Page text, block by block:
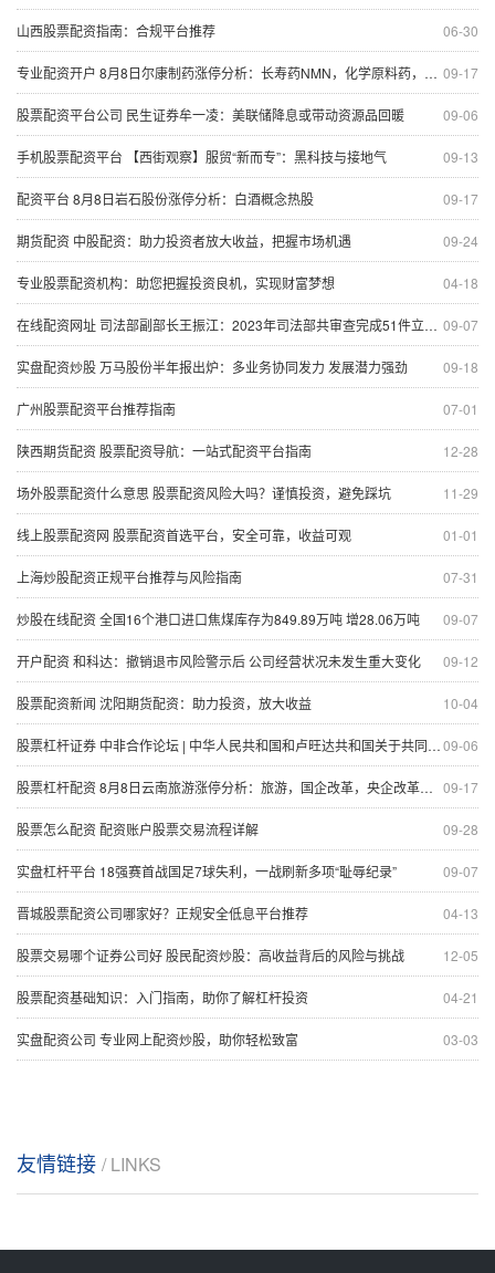
06-30
山西股票配资指南：合规平台推荐
09-17
专业配资开户 8月8日尔康制药涨停分析：长寿药NMN，化学原料药，中药概念热股
09-06
股票配资平台公司 民生证券牟一凌：美联储降息或带动资源品回暖
09-13
手机股票配资平台 【西街观察】服贸“新而专”：黑科技与接地气
09-17
配资平台 8月8日岩石股份涨停分析：白酒概念热股
09-24
期货配资 中股配资：助力投资者放大收益，把握市场机遇
04-18
专业股票配资机构：助您把握投资良机，实现财富梦想
09-07
在线配资网址 司法部副部长王振江：2023年司法部共审查完成51件立法项目 同比增长96.2%
09-18
实盘配资炒股 万马股份半年报出炉：多业务协同发力 发展潜力强劲
07-01
广州股票配资平台推荐指南
12-28
陕西期货配资 股票配资导航：一站式配资平台指南
11-29
场外股票配资什么意思 股票配资风险大吗？谨慎投资，避免踩坑
01-01
线上股票配资网 股票配资首选平台，安全可靠，收益可观
07-31
上海炒股配资正规平台推荐与风险指南
09-07
炒股在线配资 全国16个港口进口焦煤库存为849.89万吨 增28.06万吨
09-12
开户配资 和科达：撤销退市风险警示后 公司经营状况未发生重大变化
10-04
股票配资新闻 沈阳期货配资：助力投资，放大收益
09-06
股票杠杆证券 中非合作论坛 | 中华人民共和国和卢旺达共和国关于共同推动落实三大全球倡议的联合声明
09-17
股票杠杆配资 8月8日云南旅游涨停分析：旅游，国企改革，央企改革概念热股
09-28
股票怎么配资 配资账户股票交易流程详解
09-07
实盘杠杆平台 18强赛首战国足7球失利，一战刷新多项“耻辱纪录”
04-13
晋城股票配资公司哪家好？正规安全低息平台推荐
12-05
股票交易哪个证券公司好 股民配资炒股：高收益背后的风险与挑战
04-21
股票配资基础知识：入门指南，助你了解杠杆投资
03-03
实盘配资公司 专业网上配资炒股，助你轻松致富
友情链接 / LINKS